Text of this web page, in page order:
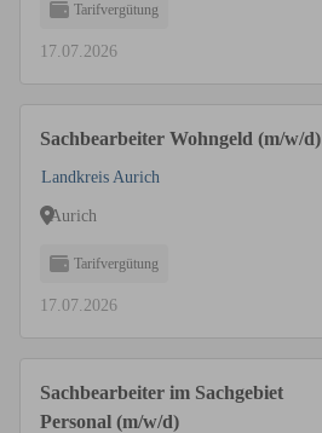
Tarifvergütung
17.07.2026
Sachbearbeiter Wohngeld (m/w/d)
Landkreis Aurich
Aurich
Tarifvergütung
17.07.2026
Sachbearbeiter im Sachgebiet
Personal (m/w/d)